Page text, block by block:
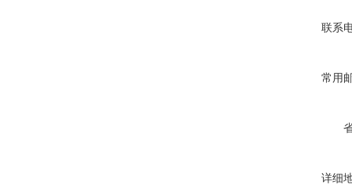
联系
常用
详细